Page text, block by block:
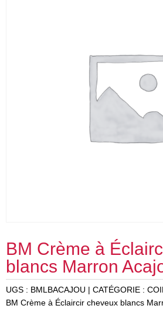
BM Crème à
blancs Marron
UGS : BMLBACAJOU CATÉGORIE :
BM Crème à Éclaircir cheveux blancs